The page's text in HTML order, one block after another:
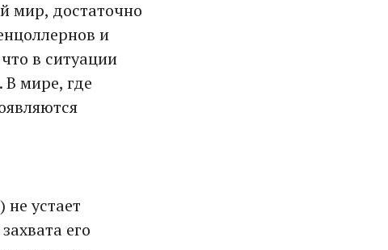
мир, достаточно
и
в ситуации
В мире, где
устает
его